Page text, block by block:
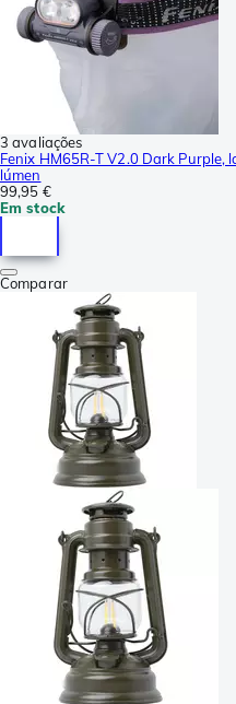
3 avaliações
Fenix HM65R-T V2.0 Dark
lúmen
99,95 €
Em stock
Comparar